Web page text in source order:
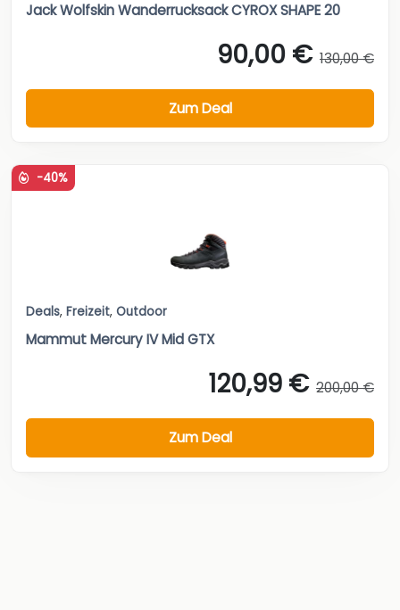
Jack Wolfskin Wanderrucksack CYROX SHAPE 20
90,00 € 130,00 €
Zum Deal
-40%
Deals, Freizeit, Outdoor
Mammut Mercury IV Mid GTX
120,99 € 200,00 €
Zum Deal